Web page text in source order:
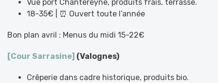
Vue port Chantereyne, produits frais, terrasse.
18-35€ | ⏰ Ouvert toute l’année
Bon plan avril : Menus du midi 15-22€
[Cour Sarrasine] (Valognes)
Crêperie dans cadre historique, produits bio.